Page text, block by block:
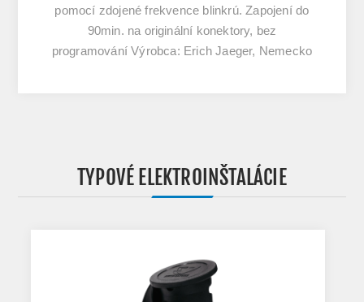
pomocí zdojené frekvence blinkrú. Zapojení do
90min. na originální konektory, bez
programování Výrobca: Erich Jaeger, Nemecko
TYPOVÉ ELEKTROINŠTALÁCIE